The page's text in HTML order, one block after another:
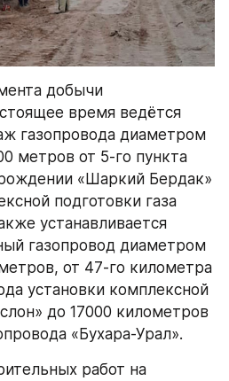
добычи
время ведётся
газопровода диаметром
метров от 5-го пункта
«Шаркий Бердак»
подготовки газа
устанавливается
газопровод диаметром
от 47-го километра
установки комплексной
до 17000 километров
«Бухара-Урал».
работ на